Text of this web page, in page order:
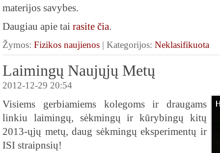
materijos savybes.
Daugiau apie tai rasite čia.
Žymos: Fizikos naujienos | Kategorijos: Neklasifikuota
Laimingų Naujųjų Metų
2012-12-29 20:54
Visiems gerbiamiems kolegoms ir draugams
linkiu laimingų, sėkmingų ir kūrybingų kitų
2013-ųjų metų, daug sėkmingų eksperimentų ir
ISI straipnsių!